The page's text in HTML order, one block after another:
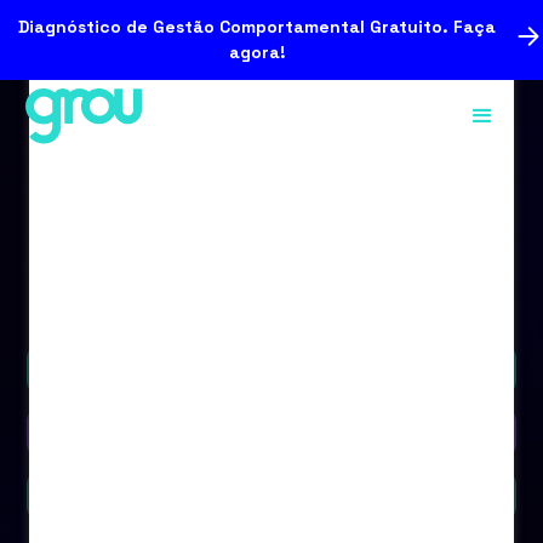
Diagnóstico de Gestão Comportamental Gratuito. Faça
agora!